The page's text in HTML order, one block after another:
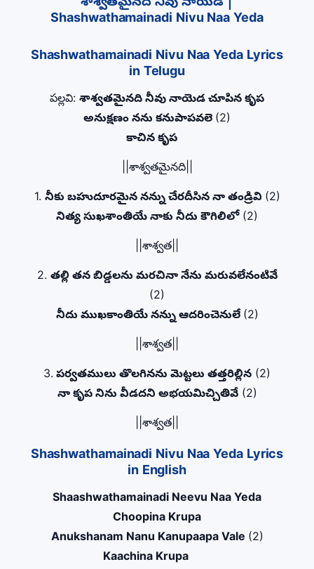
Shashwathamainadi Nivu Naa Yeda
Shashwathamainadi Nivu Naa Yeda Lyrics
in Telugu
పల్లవి: శాశ్వతమైనది నీవు నాయెడ చూపిన కృప
అనుక్షణం నను కనుపాపవలె (2)
కాచిన కృప
||శాశ్వతమైనది||
1. నీకు బహుదూరమైన నన్ను చేరదీసిన నా తండ్రివి (2)
నిత్య సుఖశాంతియే నాకు నీదు కౌగిలిలో(2)
||శాశ్వత||
2. తల్లి తన బిడ్డలను మరచినా నేను మరువలేనంటివే
(2)
నీదు ముఖకాంతియే నన్ను ఆదరించెనులే (2)
||శాశ్వత||
3. పర్వతములు తొలగినను మెట్టలు తత్తరిల్లిన (2)
నా కృప నిను వీడదని అభయమిచ్చితివే(2)
||శాశ్వత||
Shashwathamainadi Nivu Naa Yeda Lyrics
in English
Shaashwathamainadi Neevu Naa Yeda
Choopina Krupa
Anukshanam Nanu Kanupaapa Vale (2)
Kaachina Krupa